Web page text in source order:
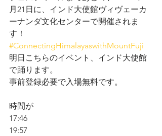
月21日に、インド大使館ヴィヴェーカ
ーナンダ文化センターで開催されま
す！
#ConnectingHimalayaswithMountFuji
明日こちらのイベント、インド大使館
で踊ります。
事前登録必要で入場無料です。
時間が
17:46
19:57